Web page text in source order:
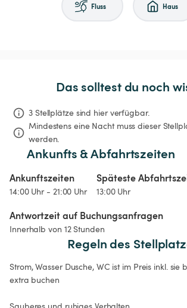
Fluss Haus
Das solltest du noch
3 Stellplätze sind hier verfügbar.
Mindestens eine Nacht muss dieser
werden.
Ankunfts & Abfahrtszeiten
Ankunftszeiten
14:00 Uhr - 21:00 Uhr
Späteste
13:00 Uhr
Antwortzeit auf Buchungsanfragen
Innerhalb von 12 Stunden
Regeln des
Strom, Wasser Dusche, WC ist im Preis inkl. sie
extra buchen